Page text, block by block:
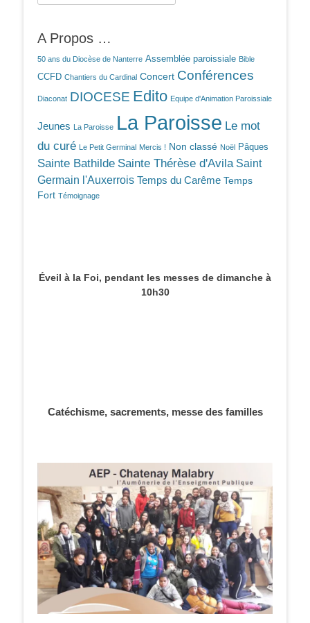
A Propos …
50 ans du Diocèse de Nanterre Assemblée paroissiale Bible
CCFD Chantiers du Cardinal Concert Conférences
Diaconat DIOCESE Edito Equipe d'Animation Paroissiale
Jeunes La Paroisse La Paroisse Le mot
du curé Le Petit Germinal Mercis ! Non classé Noël Pâques
Sainte Bathilde Sainte Thérèse d'Avila Saint
Germain l'Auxerrois Temps du Carême Temps
Fort Témoignage
Éveil à la Foi, pendant les messes de dimanche à
10h30
Catéchisme, sacrements, messe des familles